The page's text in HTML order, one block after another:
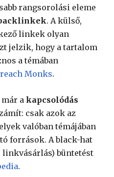
rangsorolási eleme
. A külső,
linkek olyan
jelzik, hogy a tartalom
a témában
Monks.
a kapcsolódás
csak azok az
valóban témájában
források. A black-hat
büntetést
.